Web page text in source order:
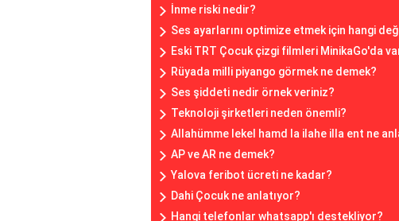
İnme riski nedir?
Ses ayarlarını optimize etmek için hangi
Eski TRT Çocuk çizgi filmleri MinikaGo'da
Rüyada milli piyango görmek ne demek?
Ses şiddeti nedir örnek veriniz?
Teknoloji şirketleri neden önemli?
Allahümme lekel hamd la ilahe illa ent ne
AP ve AR ne demek?
Yalova feribot ücreti ne kadar?
Dahi Çocuk ne anlatıyor?
Hangi telefonlar whatsapp'ı destekliyor?